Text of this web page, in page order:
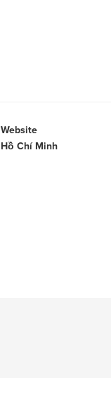
Website
Hồ Chí Minh